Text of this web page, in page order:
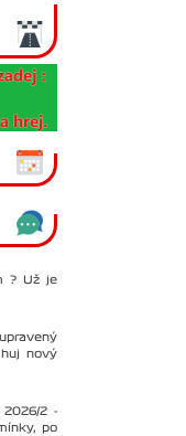
? Už je
nový
2 -
po